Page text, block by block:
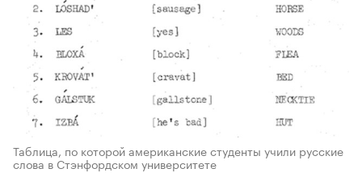
Таблица, по которой американские студенты учили русские
слова в Стэнфордском университете